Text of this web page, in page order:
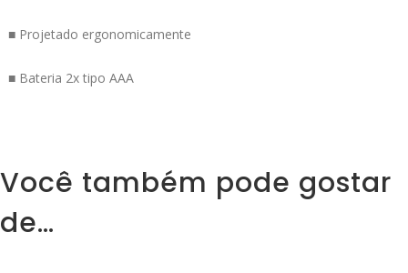
■ Projetado ergonomicamente
■ Bateria 2x tipo AAA
Você também pode gostar
de…